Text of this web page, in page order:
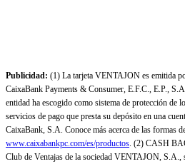
Publicidad: (1) La tarjeta VENTAJON es emitida
CaixaBank Payments & Consumer, E.F.C., E.P.,
entidad ha escogido como sistema de protección de
servicios de pago que presta su depósito en una
CaixaBank, S.A. Conoce más acerca de las formas
www.caixabankpc.com/es/productos. (2) CASH
Club de Ventajas de la sociedad VENTAJON, S.A.,